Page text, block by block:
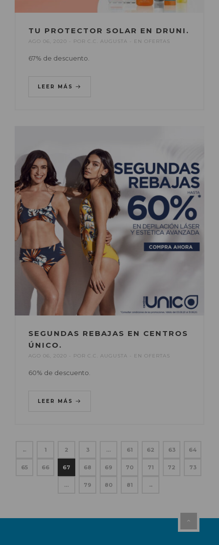
TU PROTECTOR SOLAR EN DRUNI.
AGO 06, 2020 POR C.C. AUGUSTA EN OFERTAS
67% de descuento.
LEER MÁS
SEGUNDAS REBAJAS EN CENTROS
ÚNICO.
AGO 06, 2020 POR C.C. AUGUSTA EN OFERTAS
60% de descuento.
LEER MÁS
← 1 2 3 … 61 62 63 64
65 66 67 68 69 70 71 72 73
… 79 80 81 →